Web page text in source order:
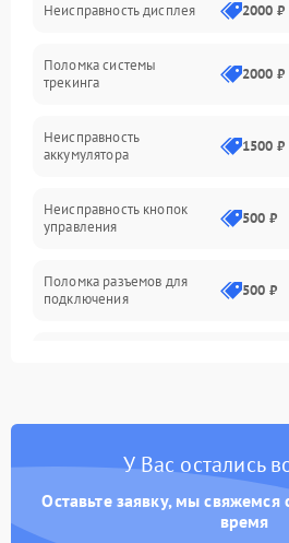
Сенсоры
Механические повреждения
Неисправность дисплея 2000 ₽
Поломка системы
трекинга
2000 ₽
Неисправность
аккумулятора
1500 ₽
Неисправность кнопок
управления
500 ₽
Поломка разъемов для
подключения
500 ₽
Повреждение проводов 500 ₽
Неисправность системы
защиты от перегрузок
1000 ₽
У Вас остались
Оставьте заявку, мы
время